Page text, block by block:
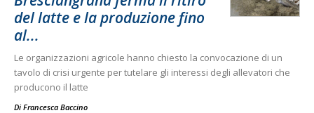
del latte e la produzione fino
al...
Le organizzazioni agricole hanno chiesto la convocazione di un
tavolo di crisi urgente per tutelare gli interessi degli allevatori che
producono il latte
Di Francesca Baccino